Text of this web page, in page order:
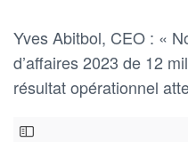
Yves Abitbol, CEO : «
d’affaires 2023 de 12
résultat opérationnel